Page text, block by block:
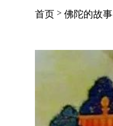
首页 > 佛陀的故事